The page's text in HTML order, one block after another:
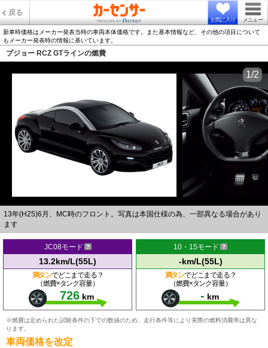
戻る
お気に入り メニュー
新車時価格はメーカー発表当時の車両本体価格です。また基本情報など、その他の項目について
もメーカー発表時の情報に基いています。
プジョー RCZ GTラインの燃費
13年(H25)6月、MC時のフロント。写真は本国仕様の為、一部異なる場合があり
ます
1/2
JC08モード
13.2km/L(55L)
満タンでどこまで走る？
（燃費×タンク容量）
726 km
10・15モード
-km/L(55L)
満タンでどこまで走る？
（燃費×タンク容量）
- km
※燃費は定められた試験条件の下での数値のため、走行条件等により実際の燃料消費率は異な
ります。
車両価格を改定